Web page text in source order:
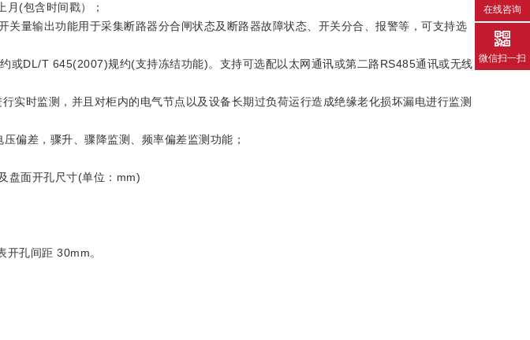
月(包含时间戳）；
输出功能用于采集断路器分合闸状态及断路器故障状态、开关分合、报警等，可支持选
DL/T 645(2007)规约(支持冻结功能)。支持可选配以太网通讯或第二路RS485通讯或无线
时监测，并且对柜内的电气节点以及设备长期过负荷运行造成绝缘老化损坏漏电进行监测
差，骤升、骤降监测、频率偏差监测功能；
盘面开孔尺寸(单位：mm)
孔间距 30mm。
在线咨询
微信扫一扫